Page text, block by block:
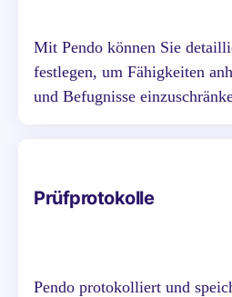
Mit Pendo können Sie
festlegen, um Fähigkeiten
und Befugnisse
Prüfprotokolle
Pendo protokolliert und